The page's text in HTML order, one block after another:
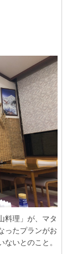
料理」が、マタ
ったプランがお
いとのこと。